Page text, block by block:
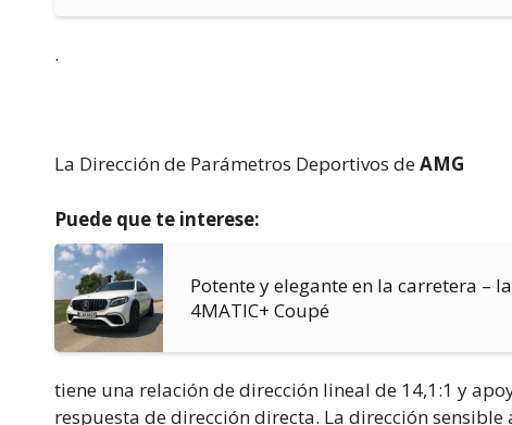
.
La Dirección de Parámetros Deportivos deAMG
Puede que te interese:
Potente y elegante en la carretera –
4MATIC+ Coupé
tiene una relación de dirección lineal de 14,1:1 y
respuesta de dirección directa. La dirección